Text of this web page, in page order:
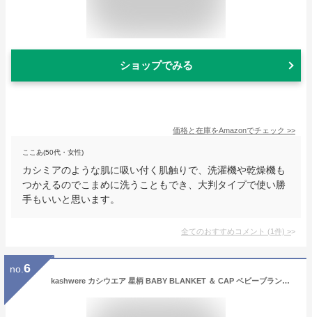
ショップでみる
価格と在庫をAmazonでチェック >>
ここあ(50代・女性)
カシミアのような肌に吸い付く肌触りで、洗濯機や乾燥機も
つかえるのでこまめに洗うこともでき、大判タイプで使い勝
手もいいと思います。
全てのおすすめコメント (1件) >
no. 6
kashwere カシウエア 星柄 BABY BLANKET ＆ CAP ベビーブランケット アンド キャップセット 赤ちゃん ベビー 子ども もこもこ ふわふわ ベージュ ブルー ピンク グリーン スター 縁取り 毛布 ひざ掛け 海外ブランド ギフト 誕生日 プレゼント 贈り物 内祝